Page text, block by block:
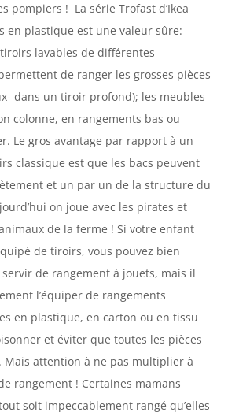
pompiers ! La série Trofast d’Ikea
en plastique est une valeur sûre:
lavables de différentes
de ranger les grosses pièces
dans un tiroir profond); les meubles
colonne, en rangements bas ou
Le gros avantage par rapport à un
classique est que les bacs peuvent
et un par un de la structure du
on joue avec les pirates et
de la ferme ! Si votre enfant
de tiroirs, vous pouvez bien
de rangement à jouets, mais il
l’équiper de rangements
en plastique, en carton ou en tissu
et éviter que toutes les pièces
Mais attention à ne pas multiplier à
rangement ! Certaines mamans
soit impeccablement rangé qu’elles